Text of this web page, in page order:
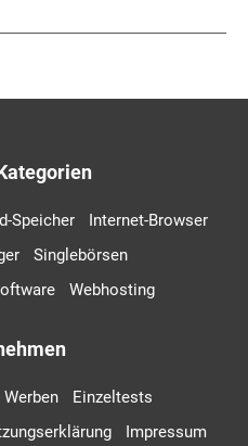
Speicher
Internet-Browser
Singlebörsen
Webhosting
Werben
Einzeltests
Impressum